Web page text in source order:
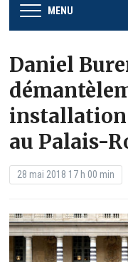
MENU
Daniel
installation
au Palais-
28 mai 2018 17 h 00 min